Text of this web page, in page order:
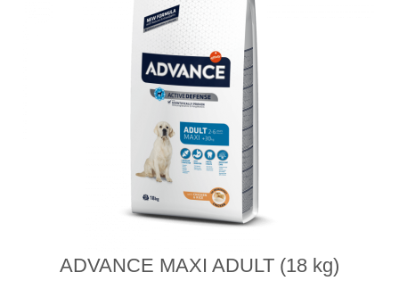
ADVANCE MAXI ADULT (18 kg)